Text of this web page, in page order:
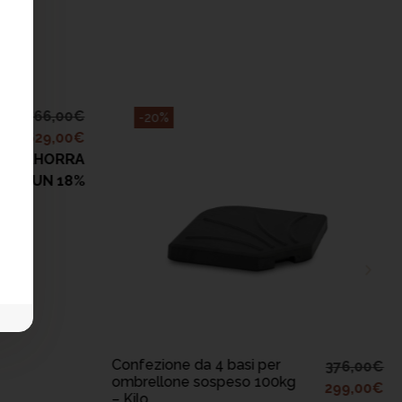
766,00€
629,00€
AHORRA
UN 18%
-20%
Confezione da 4 basi per
ombrellone sospeso 100kg
376,00€
299,00€